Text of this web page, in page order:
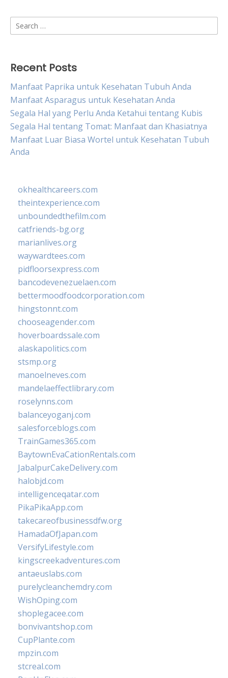
Search
for:
Recent Posts
Manfaat Paprika untuk Kesehatan Tubuh Anda
Manfaat Asparagus untuk Kesehatan Anda
Segala Hal yang Perlu Anda Ketahui tentang Kubis
Segala Hal tentang Tomat: Manfaat dan Khasiatnya
Manfaat Luar Biasa Wortel untuk Kesehatan Tubuh
Anda
okhealthcareers.com
theintexperience.com
unboundedthefilm.com
catfriends-bg.org
marianlives.org
waywardtees.com
pidfloorsexpress.com
bancodevenezuelaen.com
bettermoodfoodcorporation.com
hingstonnt.com
chooseagender.com
hoverboardssale.com
alaskapolitics.com
stsmp.org
manoelneves.com
mandelaeffectlibrary.com
roselynns.com
balanceyoganj.com
salesforceblogs.com
TrainGames365.com
BaytownEvaCationRentals.com
JabalpurCakeDelivery.com
halobjd.com
intelligenceqatar.com
PikaPikaApp.com
takecareofbusinessdfw.org
HamadaOfJapan.com
VersifyLifestyle.com
kingscreekadventures.com
antaeuslabs.com
purelycleanchemdry.com
WishOping.com
shoplegacee.com
bonvivantshop.com
CupPlante.com
mpzin.com
stcreal.com